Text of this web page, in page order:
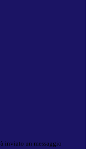
inviato un messaggio